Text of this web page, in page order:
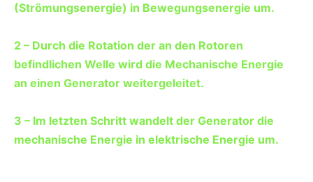
(Strömungsenergie) in Bewegungsenergie um.
2 – Durch die Rotation der an den Rotoren
befindlichen Welle wird die Mechanische Energie
an einen Generator weitergeleitet.
3 – Im letzten Schritt wandelt der Generator die
mechanische Energie in elektrische Energie um.